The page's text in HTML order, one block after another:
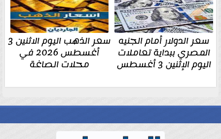
سعر الدولار أمام الجنيه
المصري ببداية تعاملات
اليوم الإثنين 3 أغسطس
سعر الذهب اليوم الاثنين 3
أغسطس 2026 في
محلات الصاغة